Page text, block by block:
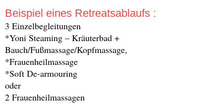
Beispiel eines Retreatsablaufs :
3 Einzelbegleitungen
*Yoni Steaming – Kräuterbad +
Bauch/Fußmassage/Kopfmassage,
*Frauenheilmassage
*Soft De-armouring
oder
2 Frauenheilmassagen